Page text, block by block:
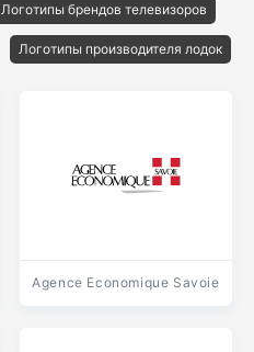
Логотипы брендов телевизоров
Логотипы производителя лодок
Agence Economique Savoie